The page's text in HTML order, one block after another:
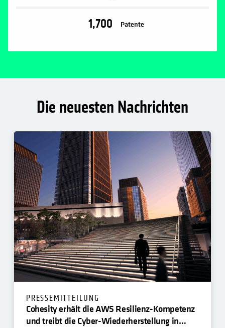
1,700 Patente
Die neuesten Nachrichten
PRESSEMITTEILUNG
Cohesity erhält die AWS Resilienz-Kompetenz
und treibt die Cyber-Wiederherstellung in